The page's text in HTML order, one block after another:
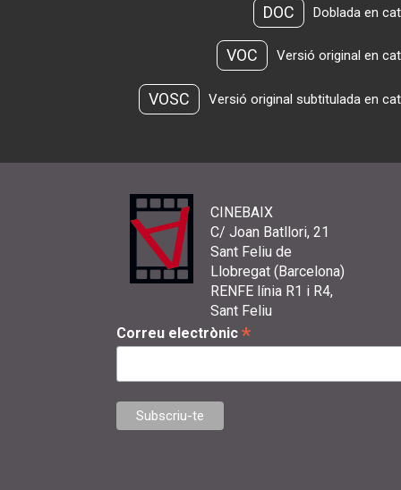
DOC Doblada en
VOC Versió original en
VOSC Versió original subtitulada en
CINEBAIX
C/ Joan Batllori, 21
Sant Feliu de
Llobregat (Barcelona)
RENFE línia R1 i R4,
Sant Feliu
Correu electrònic *